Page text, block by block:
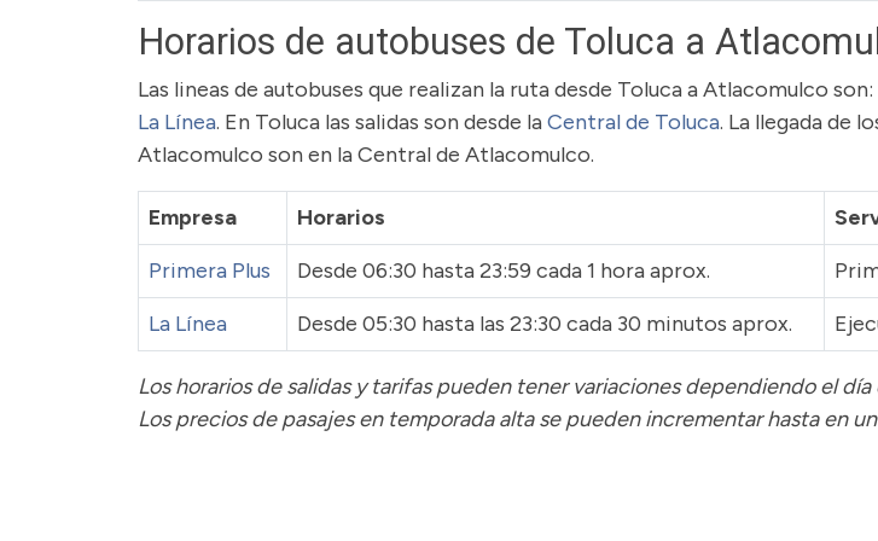
Horarios de autobuses de Toluca a
Las lineas de autobuses que realizan la ruta desde Toluca a Atlacomulco son:
La Línea. En Toluca las salidas son desde laCentral de Toluca. La llegada de
Atlacomulco son en la Central de Atlacomulco.
Empresa Horarios
Primera Plus
Desde 06:30 hasta 23:59 cada 1 hora aprox.
La Línea
Desde 05:30 hasta las 23:30 cada 30 minutos aprox.
Los horarios de salidas y tarifas pueden tener variaciones dependiendo el día
Los precios de pasajesen temporada alta se pueden incrementar hasta en